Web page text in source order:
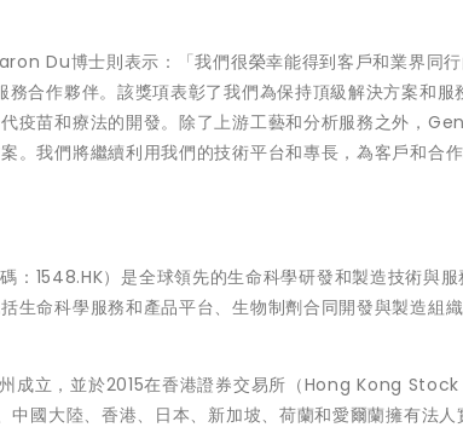
Du博士則表示：「我們很榮幸能得到客戶和業界同
合作夥伴。該獎項表彰了我們為保持頂級解決方案和服
疫苗和療法的開發。除了上游工藝和分析服務之外，
。我們將繼續利用我們的技術平台和專長，為客戶和合
）是全球領先的生命科學研發和製造技術與服
生命科學服務和產品平台、生物制劑合同開發與製造組
立，並於2015在香港證券交易所（Hong Kong
國大陸、香港、日本、新加坡、荷蘭和愛爾蘭擁有法人